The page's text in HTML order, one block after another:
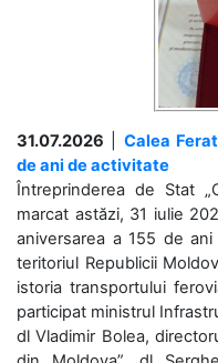
31.07.2026
Calea
de ani de activitate
Întreprinderea de Stat
marcat astăzi, 31 iulie
aniversarea a 155 de
teritoriul Republicii
istoria transportului
participat ministrul
dl Vladimir Bolea,